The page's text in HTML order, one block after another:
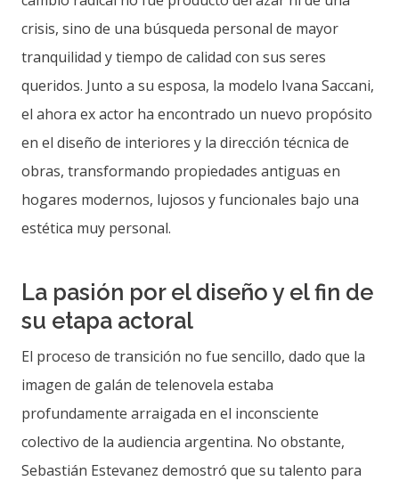
crisis, sino de una búsqueda personal de mayor
tranquilidad y tiempo de calidad con sus seres
queridos. Junto a su esposa, la modelo Ivana Saccani,
el ahora ex actor ha encontrado un nuevo propósito
en el diseño de interiores y la dirección técnica de
obras, transformando propiedades antiguas en
hogares modernos, lujosos y funcionales bajo una
estética muy personal.
La pasión por el diseño y el fin de
su etapa actoral
El proceso de transición no fue sencillo, dado que la
imagen de galán de telenovela estaba
profundamente arraigada en el inconsciente
colectivo de la audiencia argentina. No obstante,
Sebastián Estevanez demostró que su talento para